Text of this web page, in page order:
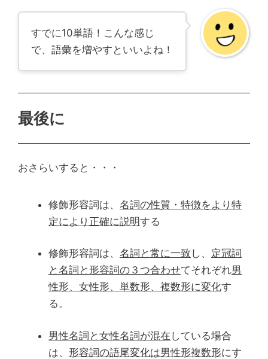
すでに10単語！こんな感じ
で、語彙を増やすといいよね！
最後に
おさらいすると・・・
修飾形容詞は、 名詞の性質・特徴をより特
定により正確に説明する
修飾形容詞は、 名詞と常に一致し、 定冠詞
と名詞と形容詞の３つ合わせてそれぞれ男
性形、女性形、単数形、複数形に変化す
る。
男性名詞と女性名詞が混在 している場合
は、 形容詞の語尾変化は男性形複数形にす